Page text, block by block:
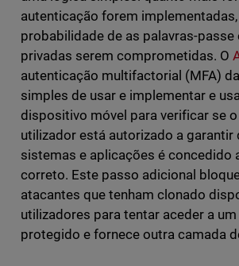
autenticação forem
probabilidade de as palavras-passe
privadas serem comprometidas. O
autenticação multifactorial (MFA)
simples de usar e implementar e
dispositivo móvel para verificar se
utilizador está autorizado a garantir
sistemas e aplicações é concedido
correto. Este passo adicional
atacantes que tenham clonado
utilizadores para tentar aceder a
protegido e fornece outra camada